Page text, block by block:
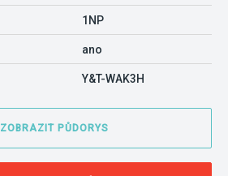
1NP
ano
Y&T-WAK3H
ZOBRAZIT PŮDORYS